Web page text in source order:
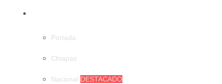
Portada
Chiapas
Nacional DESTACADO